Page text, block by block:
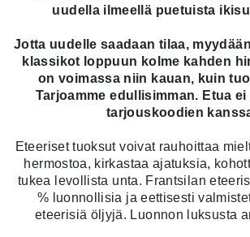
uudella ilmeellä puetuista
Jotta uudelle saadaan tilaa,
klassikot loppuun kolme kahden
on voimassa niin kauan, kuin
Tarjoamme edullisimman. Etua
tarjouskoodien
Eteeriset tuoksut voivat rauhoittaa
hermostoa, kirkastaa ajatuksia,
tukea levollista unta. Frantsilan
% luonnollisia ja eettisesti
eteerisiä öljyjä. Luonnon luksusta